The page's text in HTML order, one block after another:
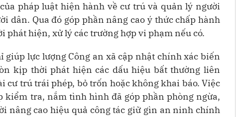
pháp luật hiện hành về cư trú và quản lý người
dân. Qua đó góp phần nâng cao ý thức chấp hành
hiện, xử lý các trường hợp vi phạm nếu có.
lực lượng Công an xã cập nhật chính xác biến
kịp thời phát hiện các dấu hiệu bất thường liên
trú trái phép, bỏ trốn hoặc không khai báo. Việc
tra, nắm tình hình đã góp phần phòng ngừa,
nâng cao hiệu quả công tác giữ gìn an ninh chính